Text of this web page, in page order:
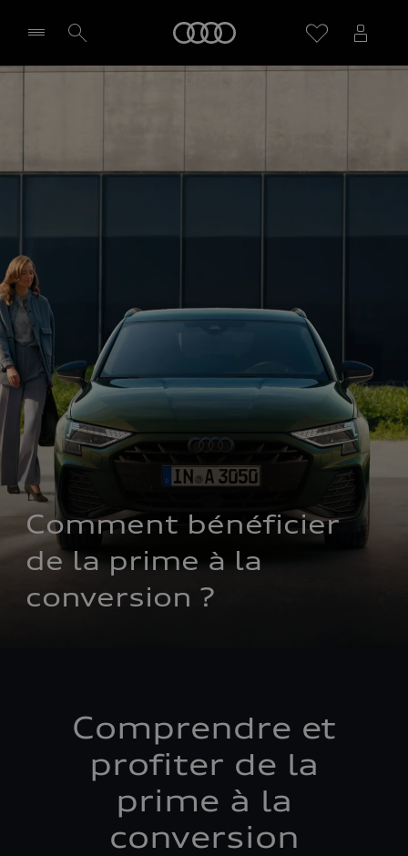
Comment bénéficier
de la prime à la
conversion ?
Comprendre et
profiter de la
prime à la
conversion